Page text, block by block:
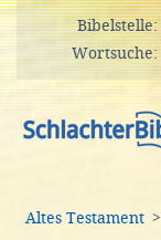
Bibelstelle:
Wortsuche:
Altes Testament >